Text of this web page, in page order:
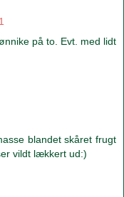
på to. Evt. med lidt
blandet skåret frugt
vildt lækkert ud:)